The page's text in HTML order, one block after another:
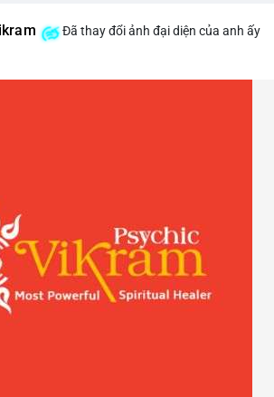
Đã thay đổi ảnh đại diện của anh ấy